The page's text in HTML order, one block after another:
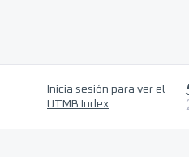
Inicia sesión para ver el
UTMB Index